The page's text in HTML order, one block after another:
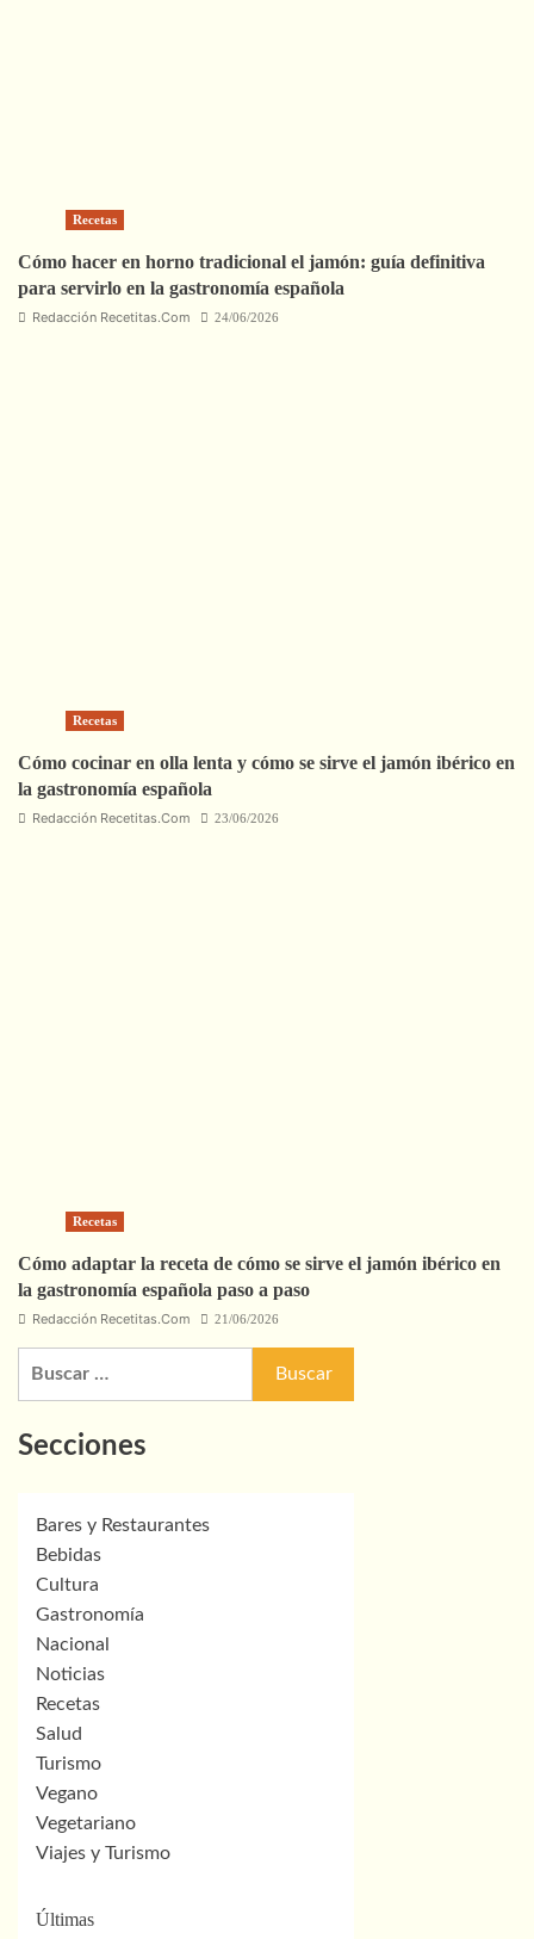
Recetas
Cómo hacer en horno tradicional el jamón: guía definitiva
para servirlo en la gastronomía española
Redacción Recetitas.Com 24/06/2026
Recetas
Cómo cocinar en olla lenta y cómo se sirve el jamón ibérico en
la gastronomía española
Redacción Recetitas.Com 23/06/2026
Recetas
Cómo adaptar la receta de cómo se sirve el jamón ibérico en
la gastronomía española paso a paso
Redacción Recetitas.Com 21/06/2026
Secciones
Bares y Restaurantes
Bebidas
Cultura
Gastronomía
Nacional
Noticias
Recetas
Salud
Turismo
Vegano
Vegetariano
Viajes y Turismo
Últimas